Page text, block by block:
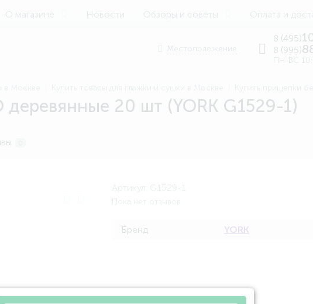
О магазине Новости Обзоры и советы Оплата и
Местоположение
8 (495)
8 (995)
ПН-ВС
20 шт (YORK G1529-1)
Бренд YORK